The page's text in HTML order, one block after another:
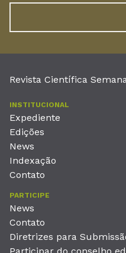
Revista Científica
INSTITUCIONAL
Expediente
Edições
News
Indexação
Contato
PARTICIPE
News
Contato
Diretrizes para